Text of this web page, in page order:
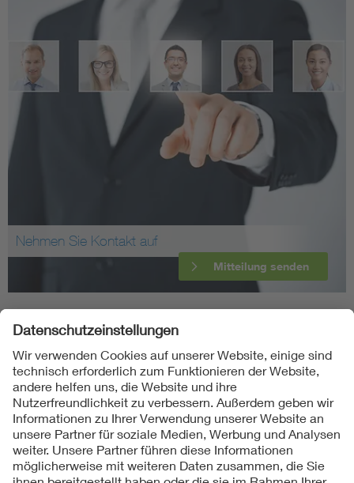
Nehmen Sie Kontakt auf
Mitteilung senden
Folgen Sie uns